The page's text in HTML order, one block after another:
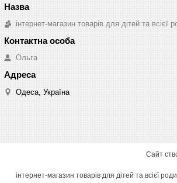
інтернет-магазин товарів для дітей та всієї
Ольга
Одеса, Україна
Сайт